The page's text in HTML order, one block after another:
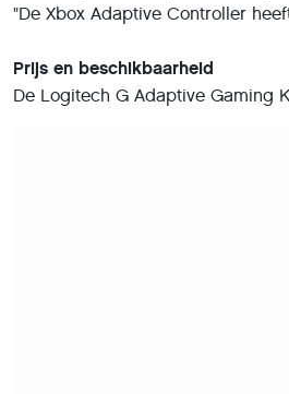
"De Xbox Adaptive Controller
Prijs en beschikbaarheid
De Logitech G Adaptive Gaming